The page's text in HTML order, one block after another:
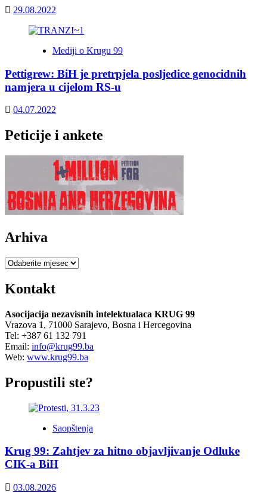
29.08.2022
Mediji o Krugu 99
Pettigrew: BiH je pretrpjela posljedice genocidnih
namjera u cijelom RS-u
04.07.2022
Peticije i ankete
Arhiva
Arhiva
Kontakt
Asocijacija nezavisnih intelektualaca KRUG 99
Vrazova 1, 71000 Sarajevo, Bosna i Hercegovina
Tel: +387 61 132 791
Email: info@krug99.ba
Web: www.krug99.ba
Propustili ste?
Saopštenja
Krug 99: Zahtjev za hitno objavljivanje Odluke
CIK-a BiH
03.08.2026